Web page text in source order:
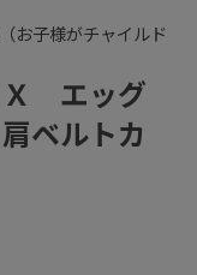
エッグ
ベルトカ
お子様がチャイルド